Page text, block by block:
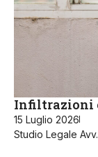
Infiltrazioni
15 Luglio 2026
Studio Legale